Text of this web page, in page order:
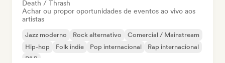
Death / Thrash
Achar ou propor oportunidades de eventos ao vivo aos
artistas
Jazz moderno Rock alternativo
Comercial / Mainstream
Hip-hop
Folk indie Pop internacional
Rap internacional
R&B